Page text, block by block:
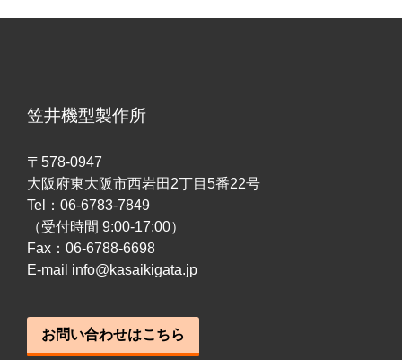
笠井機型製作所
〒578-0947
大阪府東大阪市西岩田2丁目5番22号
Tel：06-6783-7849
（受付時間 9:00-17:00）
Fax：06-6788-6698
E-mail info@kasaikigata.jp
お問い合わせはこちら